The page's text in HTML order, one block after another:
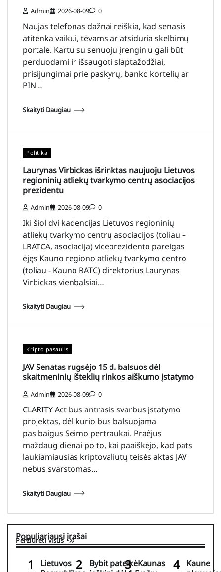
Admin 2026-08-09 0
Naujas telefonas dažnai reiškia, kad senasis
atitenka vaikui, tėvams ar atsiduria skelbimų
portale. Kartu su senuoju įrenginiu gali būti
perduodami ir išsaugoti slaptažodžiai,
prisijungimai prie paskyrų, banko kortelių ar
PIN…
Skaityti Daugiau
Politika
Laurynas Virbickas išrinktas naujuoju Lietuvos
regioninių atliekų tvarkymo centrų asociacijos
prezidentu
Admin 2026-08-09 0
Iki šiol dvi kadencijas Lietuvos regioninių
atliekų tvarkymo centrų asociacijos (toliau –
LRATCA, asociacija) viceprezidento pareigas
ėjęs Kauno regiono atliekų tvarkymo centro
(toliau - Kauno RATC) direktorius Laurynas
Virbickas vienbalsiai…
Skaityti Daugiau
Kripto pasaulis
JAV Senatas rugsėjo 15 d. balsuos dėl
skaitmeninių išteklių rinkos aiškumo įstatymo
Admin 2026-08-09 0
CLARITY Act bus antrasis svarbus įstatymo
projektas, dėl kurio bus balsuojama
pasibaigus Seimo pertraukai. Praėjus
maždaug dienai po to, kai paaiškėjo, kad pats
laukiamiausias kriptovaliutų teisės aktas JAV
nebus svarstomas…
Skaityti Daugiau
Populiariausi įrašai
Peržiūrėti visus
Lietuvos
Bybit pateikėKaunas
Kaune